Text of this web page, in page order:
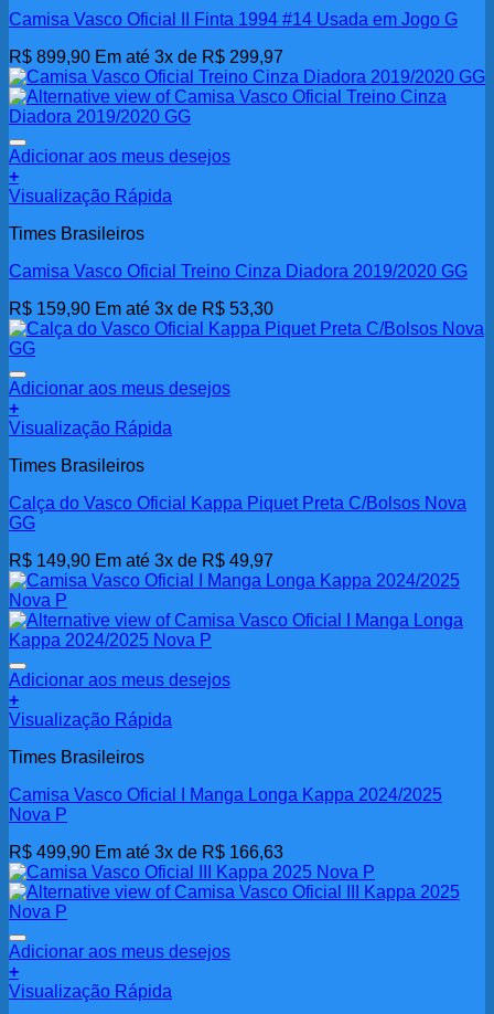
Camisa Vasco Oficial II Finta 1994 #14 Usada em Jogo G
R$ 899,90 Em até 3x de R$ 299,97
Adicionar aos meus desejos
+
Visualização Rápida
Times Brasileiros
Camisa Vasco Oficial Treino Cinza Diadora 2019/2020 GG
R$ 159,90 Em até 3x de R$ 53,30
Adicionar aos meus desejos
+
Visualização Rápida
Times Brasileiros
Calça do Vasco Oficial Kappa Piquet Preta C/Bolsos Nova
GG
R$ 149,90 Em até 3x de R$ 49,97
Adicionar aos meus desejos
+
Visualização Rápida
Times Brasileiros
Camisa Vasco Oficial I Manga Longa Kappa 2024/2025
Nova P
R$ 499,90 Em até 3x de R$ 166,63
Adicionar aos meus desejos
+
Visualização Rápida